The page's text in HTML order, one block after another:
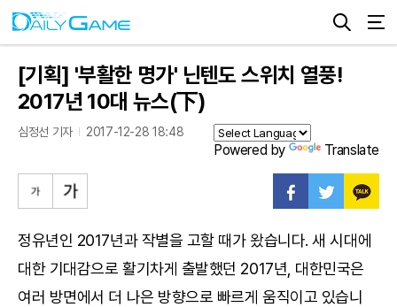
[기획] '부활한 명가' 닌텐도 스위치 열풍!
2017년 10대 뉴스(下)
심정선 기자 2017-12-28 18:48
Powered by Translate
정유년인 2017년과 작별을 고할 때가 왔습니다. 새 시대에
대한 기대감으로 활기차게 출발했던 2017년, 대한민국은
여러 방면에서 더 나은 방향으로 빠르게 움직이고 있습니